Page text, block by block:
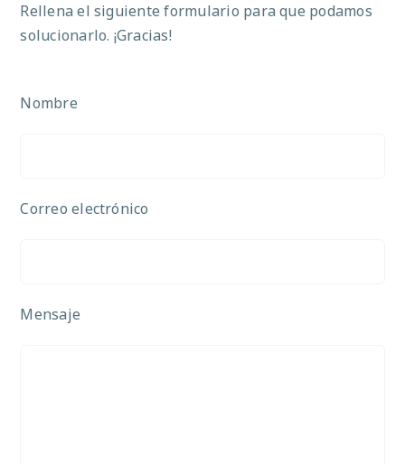
Rellena el siguiente formulario para que podamos
solucionarlo. ¡Gracias!
Nombre
Correo electrónico
Mensaje